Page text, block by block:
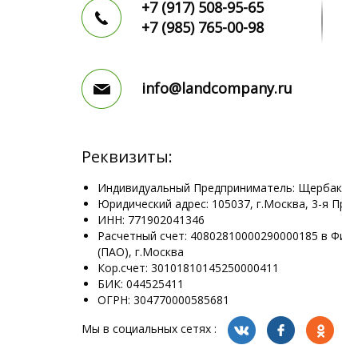
+7 (917) 508-95-65
+7 (985) 765-00-98
info@landcompany.ru
Реквизиты:
Индивидуальный Предприниматель:
Юридический адрес: 105037, г.Москва, 3-я
ИНН: 771902041346
Расчетный счет: 40802810000290000185 в
(ПАО), г.Москва
Кор.счет: 30101810145250000411
БИК: 044525411
ОГРН: 304770000585681
Мы в социальных сетях :